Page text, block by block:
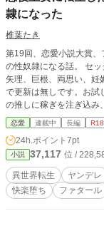
隷になった
椎葉たき
第19回、恋愛小説大賞、ファタール賞
の性奴隷になる話。 セックスシーンがある回は『◆』 推し活女子、NTR、無理
矢理、巨根、両思い、妊娠、ハッピーエン
で更新は無しです。お試し公開中。※ ―――――― し
の推しに稼ぎを注ぎ込み
女イリーシャに転生した
されて、国を脅威に貶めるキャラクター。 魔
リーシャの侍女だったヒ
約者ローガスと共に国
れる。そういうストーリーだ。 ゲームの中で、ヒロインであ
福された唯一の聖女。エ
から、純潔を失えば聖女
ばいい。愛のない政略
恋愛 連載中 長編 R18
24h.ポイント 7pt
小説 37,117 位 /
異世界転生 ヤンデレ
快楽堕ち
ファタール